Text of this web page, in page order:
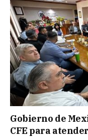
Gobierno de
CFE para